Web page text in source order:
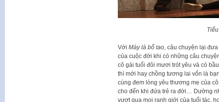
Với Mày là bố tao, câu chuyện lại
của cuộc đời khi có những câu
cô gái tuổi đôi mươi trót yêu và có
thì mới hay chồng tương lai vốn là
cùng đem lòng yêu thương mẹ của
cho đến khi đứa trẻ ra đời… Dường
vượt qua mọi ranh giới của tuổi tác,